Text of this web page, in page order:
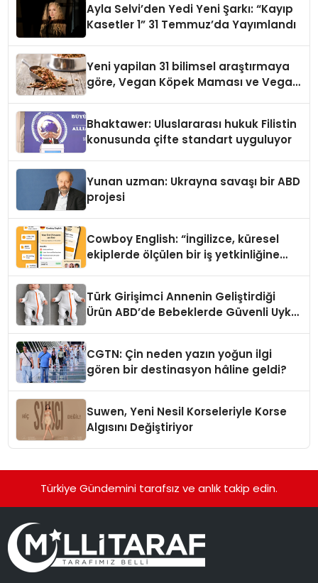
Ayla Selvi’den Yedi Yeni Şarkı: “Kayıp
Kasetler 1” 31 Temmuz’da Yayımlandı
Yeni yapilan 31 bilimsel araştırmaya
göre, Vegan Köpek Maması ve Vegan
Bhaktawer: Uluslararası hukuk Filistin
konusunda çifte standart uyguluyor
Yunan uzman: Ukrayna savaşı bir ABD
projesi
Cowboy English: “İngilizce, küresel
ekiplerde ölçülen bir iş yetkinliğine
Türk Girişimci Annenin Geliştirdiği
Ürün ABD’de Bebeklerde Güvenli Uyku
CGTN: Çin neden yazın yoğun ilgi
gören bir destinasyon hâline geldi?
Suwen, Yeni Nesil Korseleriyle Korse
Algısını Değiştiriyor
Türkiye Gündemini tarafsız ve anlık takip edin.